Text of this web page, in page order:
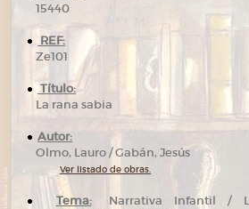
15440
REF:
Ze101
Título:
La rana sabia
Autor:
Olmo, Lauro / Gabán, Jesús
Ver listado de obras.
Tema:Narrativa Infantil /